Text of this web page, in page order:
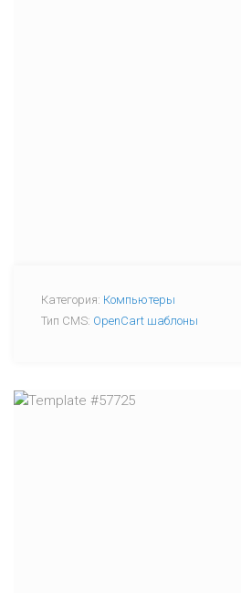
Категория: Компьютеры
Тип CMS: OpenCart шаблоны